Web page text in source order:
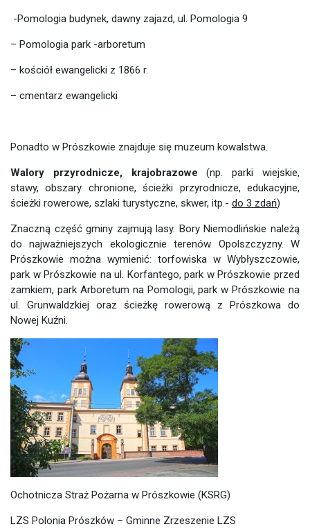
-Pomologia budynek, dawny zajazd, ul. Pomologia 9
– Pomologia park -arboretum
– kościół ewangelicki z 1866 r.
– cmentarz ewangelicki
Ponadto w Prószkowie znajduje się muzeum kowalstwa.
Walory przyrodnicze, krajobrazowe (np. parki wiejskie,
stawy, obszary chronione, ścieżki przyrodnicze, edukacyjne,
ścieżki rowerowe, szlaki turystyczne, skwer, itp.- do 3 zdań)
Znaczną część gminy zajmują lasy. Bory Niemodlińskie należą
do najważniejszych ekologicznie terenów Opolszczyzny. W
Prószkowie można wymienić: torfowiska w Wybłyszczowie,
park w Prószkowie na ul. Korfantego, park w Prószkowie przed
zamkiem, park Arboretum na Pomologii, park w Prószkowie na
ul. Grunwaldzkiej oraz ścieżkę rowerową z Prószkowa do
Nowej Kuźni.
Ochotnicza Straż Pożarna w Prószkowie (KSRG)
LZS Polonia Prószków – Gminne Zrzeszenie LZS